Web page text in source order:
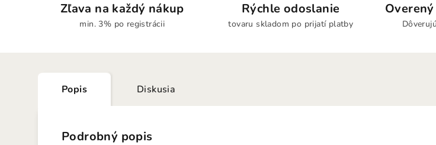
Zľava na každý nákup
min. 3% po registrácii
Rýchle odoslanie
tovaru skladom po prijatí platby
Popis Diskusia
Podrobný popis